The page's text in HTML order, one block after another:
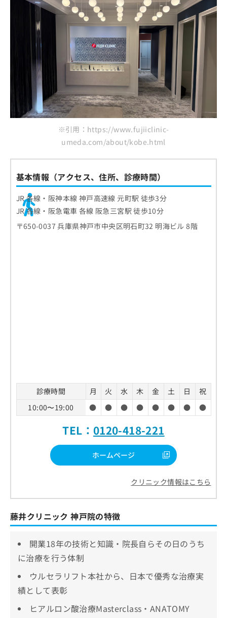
※引用：https://www.fujiiclinic-
umeda.com/about/kobe.html
基本情報（アクセス、住所、診療時間）
JR 各線・阪神本線 神戸高速線 元町駅 徒歩3分
JR 各線・阪急電車 各線 阪急三宮駅 徒歩10分
〒650-0037 兵庫県神戸市中央区明石町32 明海ビル 8階
診療時間 月 火 水 木 金 土 日
祝
10:00〜19:00
● ● ● ● ● ● ● ●
TEL： 0120-418-221
ホームページ
クリニック情報はこちら
藤井クリニック 神戸院の特徴
開業18年の技術と知識・院長自らその日のうち
に治療を行う体制
ウルセラリフト本社から、日本で優秀な治療実
績として表彰
ヒアルロン酸治療Masterclass・ANATOMY